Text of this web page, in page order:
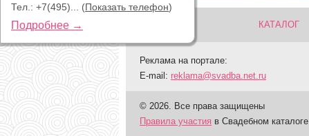
Тел.: +7(495)... (Показать телефон)
Подробнее → КАТАЛОГ
Реклама на портале:
E-mail: reklama@svadba.net.ru
© 2026. Все права защищены
Правила участия в Свадебном каталоге